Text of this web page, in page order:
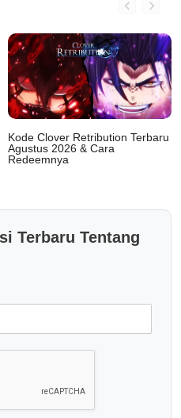
Kode Clover Retribution Terbaru
Agustus 2026 & Cara
Redeemnya
Terbaru Tentang